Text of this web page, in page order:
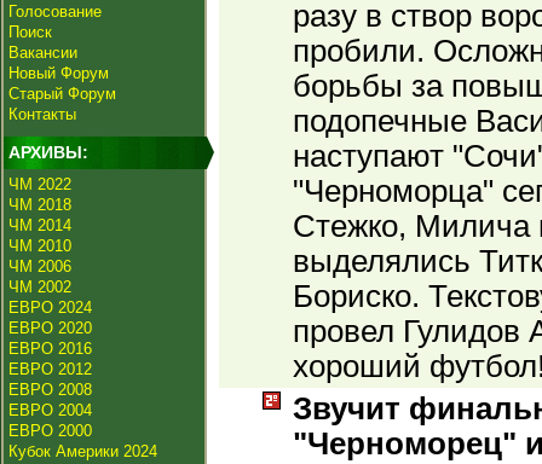
Голосование
Поиск
Вакансии
Новый Форум
Старый Форум
Контакты
АРХИВЫ:
ЧМ 2022
ЧМ 2018
ЧМ 2014
ЧМ 2010
ЧМ 2006
ЧМ 2002
ЕВРО 2024
ЕВРО 2020
ЕВРО 2016
ЕВРО 2012
ЕВРО 2008
ЕВРО 2004
ЕВРО 2000
Кубок Америки 2024
разу в створ
пробили.
борьбы за
подопечные
наступают
"Черноморца"
Стежко, Милича
выделялись
Бориско.
провел Гулидов
хороший
Звучит
"Черноморец"